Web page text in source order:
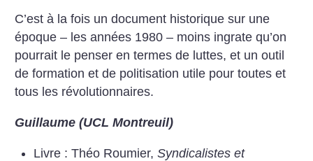
C’est à la fois un document historique sur une
époque – les années 1980 – moins ingrate qu’on
pourrait le penser en termes de luttes, et un outil
de formation et de politisation utile pour toutes et
tous les révolutionnaires.
Guillaume (UCL Montreuil)
Livre : Théo Roumier, Syndicalistes et